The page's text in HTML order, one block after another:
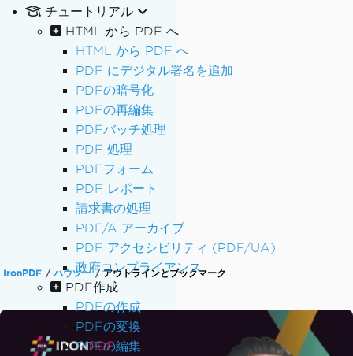
チュートリアル
HTML から PDF へ
HTML から PDF へ
PDF にデジタル署名を追加
PDFの暗号化
PDFの再編集
PDFバッチ処理
PDF 処理
PDFフォーム
PDF レポート
請求書の処理
PDF/A アーカイブ
PDF アクセシビリティ (PDF/UA)
政府コンプライアンス
PDF作成
PDFの作成
PDFの変換
PDFの編集
IronPDF ハウツー アウトラインとブックマーク